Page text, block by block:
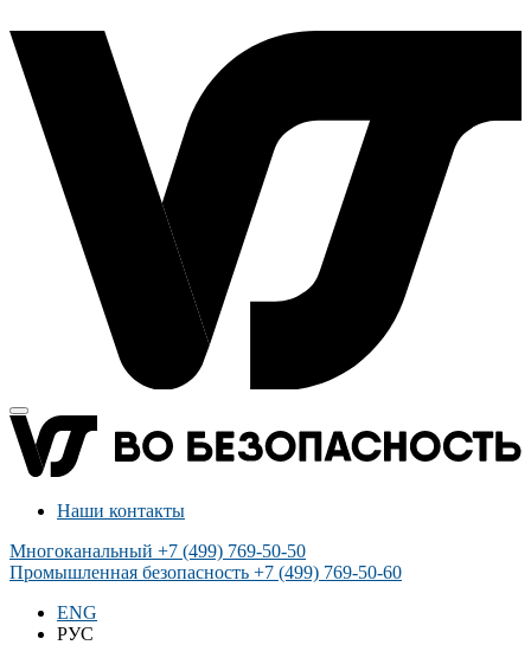
Наши контакты
Многоканальный +7 (499) 769-50-50
Промышленная безопасность +7 (499) 769-50-60
ENG
РУС